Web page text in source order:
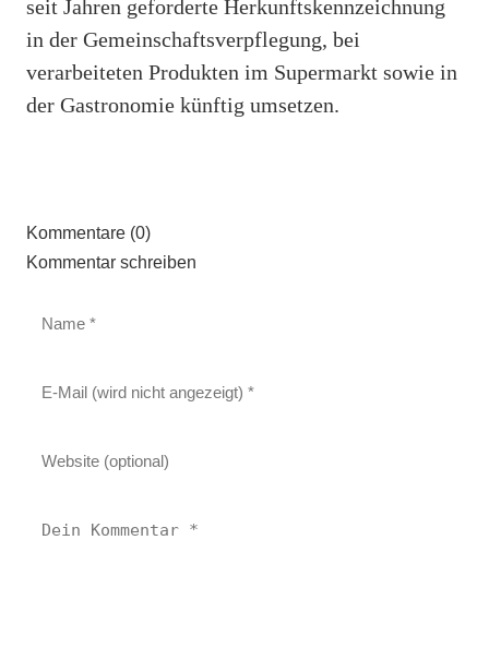
seit Jahren geforderte Herkunftskennzeichnung
in der Gemeinschaftsverpflegung, bei
verarbeiteten Produkten im Supermarkt sowie in
der Gastronomie künftig umsetzen.
Kommentare (0)
Kommentar schreiben